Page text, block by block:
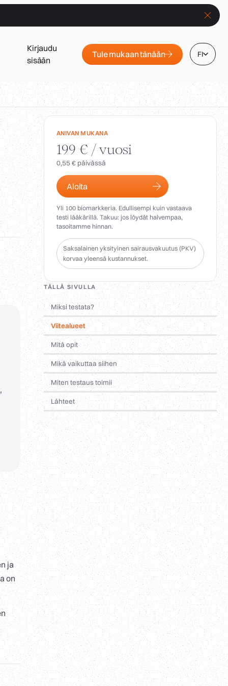
Kirjaudu
sisään
Tule mukaan tänään FI
ANIVAN MUKANA
199 € / vuosi
0,55 € päivässä
Aloita
Yli 100 biomarkkeria. Edullisempi kuin vastaava
testi lääkärillä. Takuu: jos löydät halvempaa,
tasoitamme hinnan.
Saksalainen yksityinen sairausvakuutus (PKV)
korvaa yleensä kustannukset.
TÄLLÄ SIVULLA
Miksi testata?
Viitealueet
Mitä opit
Mikä vaikuttaa siihen
Miten testaus toimii
Lähteet
ja
on